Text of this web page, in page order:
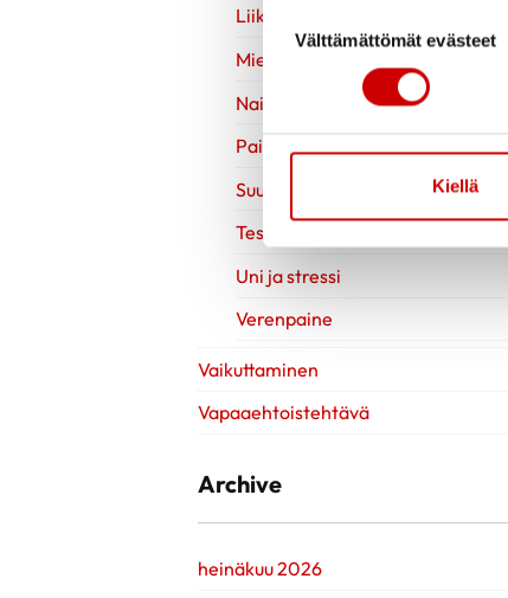
Suostumuksen valinta
Välttämättömät evästeet
Kiellä
Liikuntavinkit
Mielen hyvinvointi
Naisen sydänterveys
Painonhallinta
Suun terveys
Testit
Uni ja stressi
Verenpaine
Vaikuttaminen
Vapaaehtoistehtävä
Archive
heinäkuu 2026